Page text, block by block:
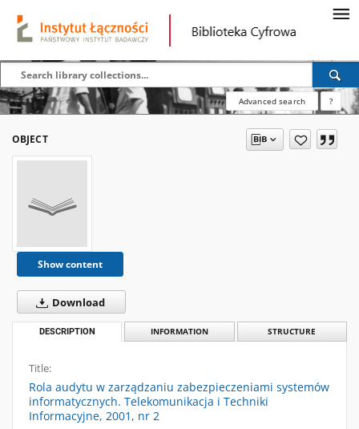
Advanced search ?
OBJECT
Show content
Download
DESCRIPTION INFORMATION STRUCTURE
Title:
Rola audytu w zarządzaniu zabezpieczeniami systemów
informatycznych. Telekomunikacja i Techniki
Informacyjne, 2001, nr 2